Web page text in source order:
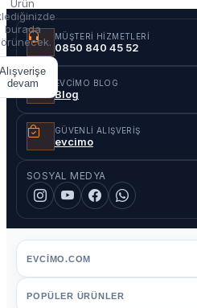
Ürün
burada
Alışverişe
devam
MÜŞTERI HIZMETLERI
0850 840 45 52
EVCIMO BLOG
Blog
GÜVENLI ALIŞVERIŞ
evcimo
SOSYAL MEDYA
EVCIMO.COM
POPÜLER ÜRÜNLER